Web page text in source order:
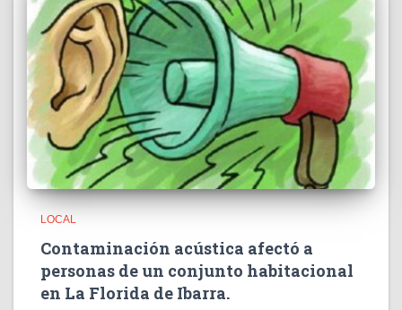
LOCAL
Contaminación acústica afectó a
personas de un conjunto habitacional
en La Florida de Ibarra.